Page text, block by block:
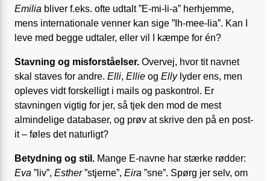
Emilia bliver f.eks. ofte udtalt ”E-mi-li-a” herhjemme,
mens internationale venner kan sige ”Ih-mee-lia”. Kan I
leve med begge udtaler, eller vil I kæmpe for én?
Stavning og misforståelser. Overvej, hvor tit navnet
skal staves for andre. Elli, Ellie og Ellylyder ens, men
opleves vidt forskelligt i mails og paskontrol. Er
stavningen vigtig for jer, så tjek den mod de mest
almindelige databaser, og prøv at skrive den på en post-
it – føles det naturligt?
Betydning og stil. Mange E-navne har stærke rødder:
Eva ”liv”, Esther”stjerne”, Eira ”sne”. Spørg jer selv, om